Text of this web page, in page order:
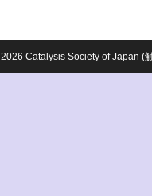
Catalysis Society of Japan (